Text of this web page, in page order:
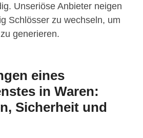
Unseriöse Anbieter neigen
Schlösser zu wechseln, um
generieren.
eines
in Waren:
Sicherheit und